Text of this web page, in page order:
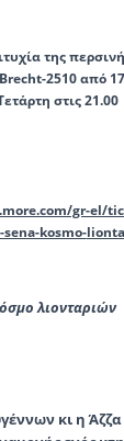
της
2510 από
στις 21.00
com/gr-el/
sena-kosmo-
λιονταριών
κι ηΆζζα